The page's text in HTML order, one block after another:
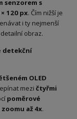
senzorem s
120 px. Čím nižší je
i ty nejmenší
obraz.
detekční
OLED
mezi čtyřmi
poměrové
až 4x.